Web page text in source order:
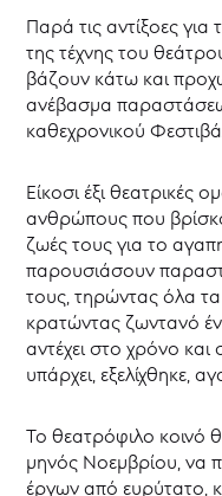
Παρά τις αντίξοες
της τέχνης του
βάζουν κάτω και
ανέβασμα
καθεχρονικού
Είκοσι έξι θεατρικές
ανθρώπους που
ζωές τους για το
παρουσιάσουν
τους, τηρώντας όλα
κρατώντας ζωντανό
αντέχει στο χρόνο και
υπάρχει, εξελίχθηκε,
Το θεατρόφιλο κοινό
μηνός Νοεμβρίου, να
έργων από ευρύτατο,
Φεστιβάλ
Ερασιτεχνικού
Θεάτρου
32ο
Παγκύπριο
Φεστιβάλ
31ο
Παγκύπριο
Φεστιβάλ
Ερασιτεχνικού
Θεάτρου
Θεατρική
γραφή
Θεατρικό
Θεατρικό
Μουσείο
Κύπρου